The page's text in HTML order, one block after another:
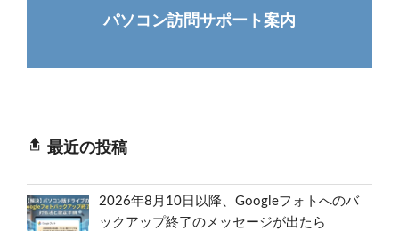
パソコン訪問サポート案内
最近の投稿
2026年8月10日以降、Googleフォトへのバ
ックアップ終了のメッセージが出たら